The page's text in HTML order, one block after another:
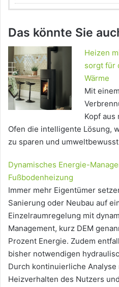
Das könnte Sie
Heizen
sorgt für
Wärme
Mit
Kopf aus
Ofen die intelligente Lösung,
zu sparen und
Dynamisches Energie-
Fußbodenheizung
Immer mehr Eigentümer
Sanierung oder Neubau auf
Einzelraumregelung mit
Management, kurz DEM
Prozent Energie. Zudem
bisher notwendigen
Durch kontinuierliche Analyse
Heizverhalten des Nutzers